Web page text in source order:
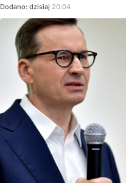
Dodano: dzisiaj 20:04